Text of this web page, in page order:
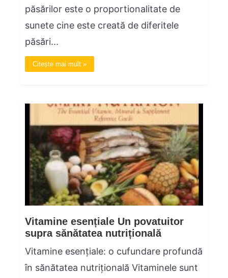
păsărilor este o proportionalitate de
sunete cine este creată de diferitele
păsări...
Citește mai mult »
Vitamine esențiale Un povatuitor
supra sănătatea nutrițională
Vitamine esențiale: o cufundare profundă
în sănătatea nutrițională Vitaminele sunt